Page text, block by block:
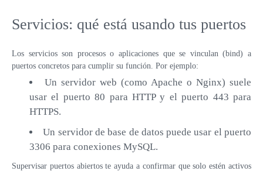
Servicios: qué está usando tus puertos
Los servicios son procesos o aplicaciones que se vinculan (bind) a
puertos concretos para cumplir su función. Por ejemplo:
Un servidor web (como Apache o Nginx) suele
usar el puerto 80 para HTTP y el puerto 443 para
HTTPS.
Un servidor de base de datos puede usar el puerto
3306 para conexiones MySQL.
Supervisar puertos abiertos te ayuda a confirmar que solo estén activos